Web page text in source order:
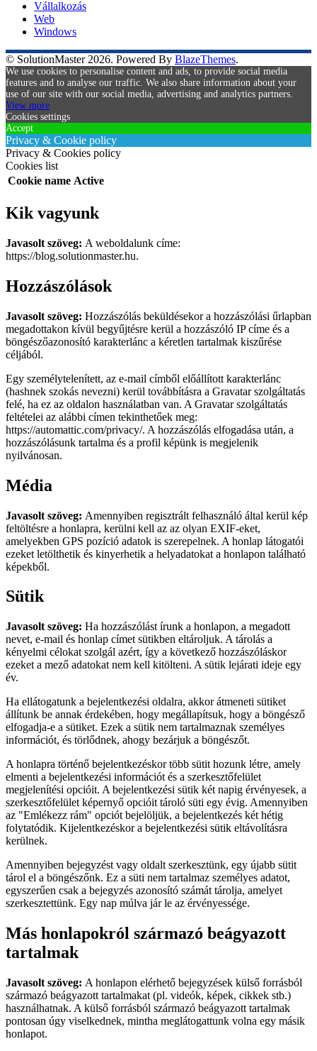
Vállalkozás
Web
Windows
© SolutionMaster 2026. Powered By BlazeThemes.
We use cookies to personalise content and ads, to provide social media
features and to analyse our traffic. We also share information about your
use of our site with our social media, advertising and analytics partners.
View more
Cookies settings
Accept
Privacy & Cookie policy
Privacy & Cookies policy
Cookies list
Cookie name Active
Kik vagyunk
Javasolt szöveg: A weboldalunk címe:
https://blog.solutionmaster.hu.
Hozzászólások
Javasolt szöveg: Hozzászólás beküldésekor a hozzászólási űrlapban
megadottakon kívül begyűjtésre kerül a hozzászóló IP címe és a
böngészőazonosító karakterlánc a kéretlen tartalmak kiszűrése
céljából.
Egy személytelenített, az e-mail címből előállított karakterlánc
(hashnek szokás nevezni) kerül továbbításra a Gravatar szolgáltatás
felé, ha ez az oldalon használatban van. A Gravatar szolgáltatás
feltételei az alábbi címen tekinthetőek meg:
https://automattic.com/privacy/. A hozzászólás elfogadása után, a
hozzászólásunk tartalma és a profil képünk is megjelenik
nyilvánosan.
Média
Javasolt szöveg: Amennyiben regisztrált felhasználó által kerül kép
feltöltésre a honlapra, kerülni kell az az olyan EXIF-eket,
amelyekben GPS pozíció adatok is szerepelnek. A honlap látogatói
ezeket letölthetik és kinyerhetik a helyadatokat a honlapon található
képekből.
Sütik
Javasolt szöveg: Ha hozzászólást írunk a honlapon, a megadott
nevet, e-mail és honlap címet sütikben eltároljuk. A tárolás a
kényelmi célokat szolgál azért, így a következő hozzászóláskor
ezeket a mező adatokat nem kell kitölteni. A sütik lejárati ideje egy
év.
Ha ellátogatunk a bejelentkezési oldalra, akkor átmeneti sütiket
állítunk be annak érdekében, hogy megállapítsuk, hogy a böngésző
elfogadja-e a sütiket. Ezek a sütik nem tartalmaznak személyes
információt, és törlődnek, ahogy bezárjuk a böngészőt.
A honlapra történő bejelentkezéskor több sütit hozunk létre, amely
elmenti a bejelentkezési információt és a szerkesztőfelület
megjelenítési opcióit. A bejelentkezési sütik két napig érvényesek, a
szerkesztőfelület képernyő opcióit tároló süti egy évig. Amennyiben
az "Emlékezz rám" opciót bejelöljük, a bejelentkezés két hétig
folytatódik. Kijelentkezéskor a bejelentkezési sütik eltávolításra
kerülnek.
Amennyiben bejegyzést vagy oldalt szerkesztünk, egy újabb sütit
tárol el a böngészőnk. Ez a süti nem tartalmaz személyes adatot,
egyszerűen csak a bejegyzés azonosító számát tárolja, amelyet
szerkesztettünk. Egy nap múlva jár le az érvényessége.
Más honlapokról származó beágyazott
tartalmak
Javasolt szöveg: A honlapon elérhető bejegyzések külső forrásból
származó beágyazott tartalmakat (pl. videók, képek, cikkek stb.)
használhatnak. A külső forrásból származó beágyazott tartalmak
pontosan úgy viselkednek, mintha meglátogattunk volna egy másik
honlapot.